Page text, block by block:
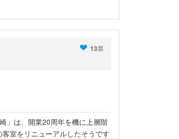
13票
」は、開業20周年を機に上層階
室をリニューアルしたそうです